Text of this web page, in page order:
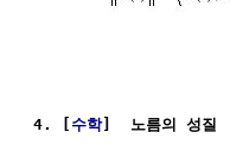
4. [ 수학]  노름의 성질